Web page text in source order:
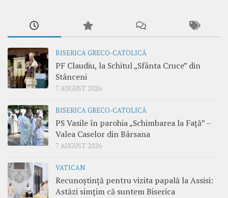
BISERICA GRECO-CATOLICĂ
PF Claudiu, la Schitul „Sfânta Cruce” din
Stânceni
7 AUGUST 2026
BISERICA GRECO-CATOLICĂ
PS Vasile în parohia „Schimbarea la Față” –
Valea Caselor din Bârsana
7 AUGUST 2026
VATICAN
Recunoștință pentru vizita papală la Assisi:
Astăzi simțim că suntem Biserica